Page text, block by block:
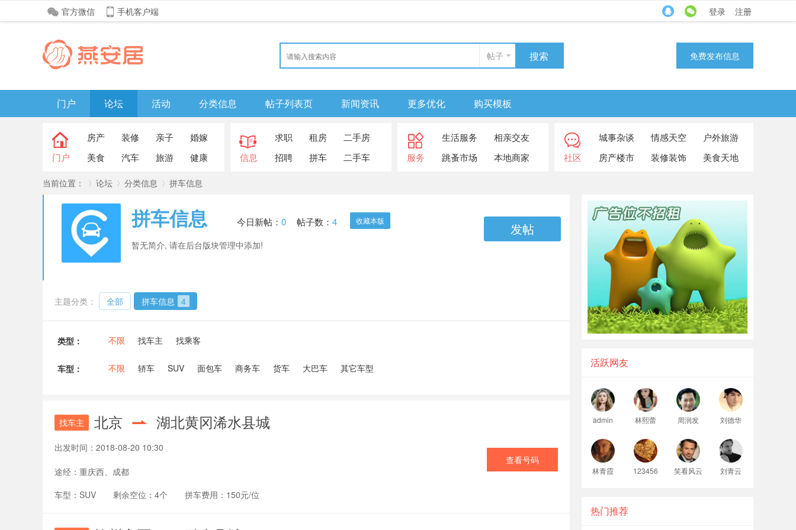
官方微信 手机客户端 登录 注册
帖子 搜索 免费发布信息
门户 论坛 活动 分类信息 帖子列表页 新闻资讯 更多优化 购买模板
门户
房产 装修 亲子
婚嫁
美食
汽车 旅游 健康 信息
求职 租房
二手房
招聘
拼车 二手车 服务
生活服务
相亲交友
跳蚤市场
本地商家 社区
城事杂谈 情感天空
户外旅游
房产楼市
装修装饰 美食天地
当前位置：
»
论坛 分类信息 拼车信息
拼车信息 今日新帖： 0 帖子数： 4 收藏本版
暂无简介, 请在后台版块管理中添加!
发帖
主题分类： 全部 拼车信息 4
类型： 不限 找车主 找乘客
车型： 不限 轿车 SUV 面包车 商务车 货车 大巴车 其它车型
找车主 北京 湖北黄冈浠水县城
出发时间： 2018-08-20 10:30
途经： 重庆西、成都
车型： SUV 剩余空位： 4个 拼车费用： 150元/位
查看号码
活跃网友
admin 林熙蕾 周润发 刘德华
林青霞 123456 笑看风云 刘青云
热门推荐